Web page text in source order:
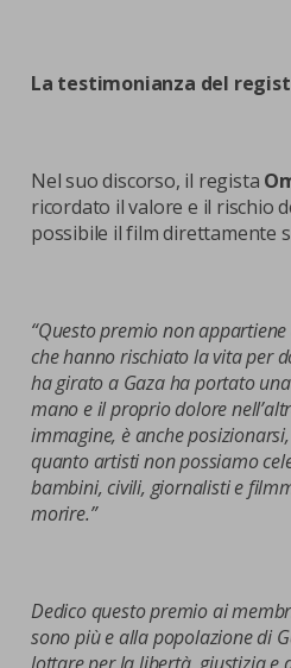
La testimonianza del
Nel suo discorso, il regista
ricordato il valore e il rischio
possibile il film direttamente
“Questo premio non
che hanno rischiato la vita per
ha girato a Gaza ha portato
mano e il proprio dolore
immagine, è anche
quanto artisti non possiamo
bambini, civili, giornalisti e
morire.”
Dedico questo premio ai
sono più e alla popolazione di